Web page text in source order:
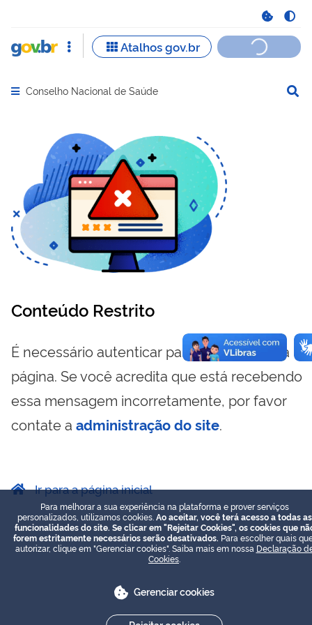
Abrir menu principal de navegação
Conselho Nacional de Saúde
Conteúdo Restrito
É necessário autenticar para visualizar essa
página. Se você acredita que está recebendo
essa mensagem incorretamente, por favor
contate a administração do site.
Ir para a página inicial
Para melhorar a sua experiência na plataforma e prover serviços
personalizados, utilizamos cookies. Ao aceitar, você terá acesso a todas as
funcionalidades do site. Se clicar em "Rejeitar Cookies", os cookies que
forem estritamente necessários serão desativados. Para escolher quais
autorizar, clique em "Gerenciar cookies". Saiba mais em nossa Declaração
Cookies
Gerenciar cookies